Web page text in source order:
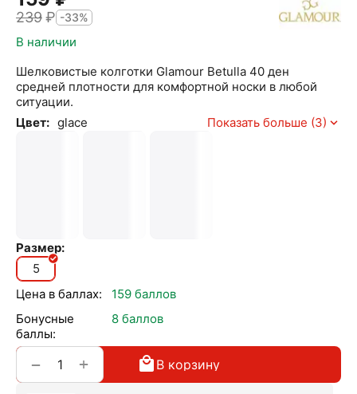
‍239‍₽ -33%
В наличии
Шелковистые колготки Glamour Betulla 40 ден
средней плотности для комфортной носки в любой
ситуации.
Цвет: glace Показать больше (3)
Размер:
5
Цена в баллах:
159 баллов
Бонусные
баллы:
8 баллов
+
− В корзину